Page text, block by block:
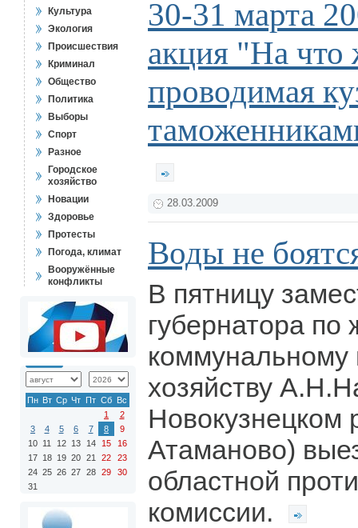
Культура
Экология
Происшествия
Криминал
Общество
Политика
Выборы
Спорт
Разное
Городское
хозяйство
Новации
Здоровье
Протесты
Погода, климат
Вооружённые
конфликты
Пн Вт Ср Чт Пт Сб Вс
1
2
3
4 5 6 7 8
9
10 11 12 13 14 15
16
17 18 19 20 21 22
23
24 25 26 27 28 29
30
31
30-31 марта
акция "На что
проводимая
28.03.2009
Воды не
В пятницу
губернатора
хозяйству
Новокузнецком
Атаманово)
областной
комиссии.